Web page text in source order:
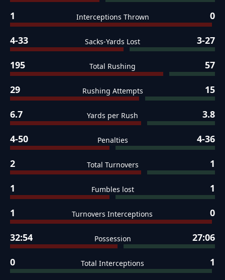
1 Interceptions Thrown 0
4-33 Sacks-Yards Lost 3-27
195 Total Rushing 57
29 Rushing Attempts 15
6.7 Yards per Rush 3.8
4-50 Penalties 4-36
2 Total Turnovers 1
1 Fumbles lost 1
1 Turnovers Interceptions 0
32:54 Possession 27:06
0 Total Interceptions 1